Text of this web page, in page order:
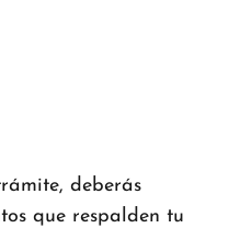
deberás
que respalden tu